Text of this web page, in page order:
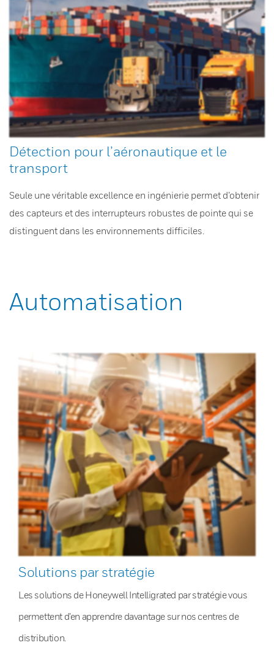
Détection pour l’aéronautique et le
transport
Seule une véritable excellence en ingénierie permet d’obtenir
des capteurs et des interrupteurs robustes de pointe qui se
distinguent dans les environnements difficiles.
Automatisation
Solutions par stratégie
Les solutions de Honeywell Intelligrated par stratégie vous
permettent d’en apprendre davantage sur nos centres de
distribution.